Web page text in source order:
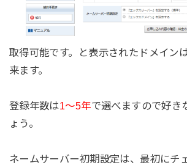
取得可能です。と表示されたドメイン
来ます。
登録年数は1～5年で選べますので好き
ょう。
ネームサーバー初期設定は、最初にチ